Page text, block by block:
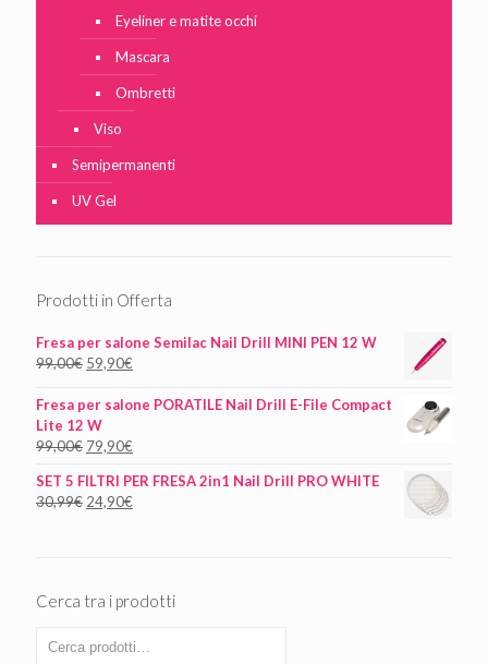
Eyeliner e matite occhi
Mascara
Ombretti
Viso
Semipermanenti
UV Gel
Prodotti in Offerta
Fresa per salone Semilac Nail Drill MINI PEN 12 W
99,00€ 59,90€
Fresa per salone PORATILE Nail Drill E-File Compact
Lite 12 W
99,00€ 79,90€
SET 5 FILTRI PER FRESA 2in1 Nail Drill PRO WHITE
30,99€ 24,90€
Cerca tra i prodotti